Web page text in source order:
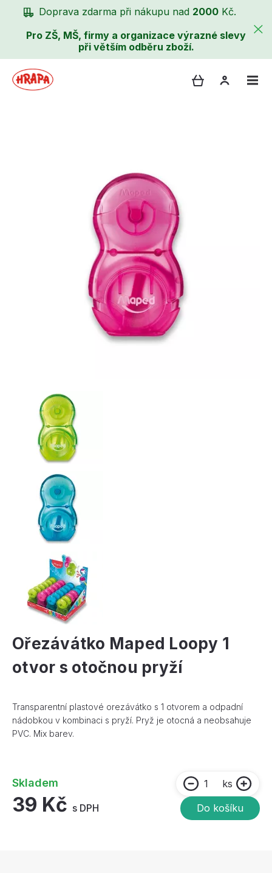
Doprava zdarma při nákupu nad 2000 Kč.
Pro ZŠ, MŠ, firmy a organizace výrazné slevy
při větším odběru zboží.
Ořezávátko Maped Loopy 1
otvor s otočnou pryží
Transparentní plastové orezávátko s 1 otvorem a odpadní
nádobkou v kombinaci s pryží. Pryž je otocná a neobsahuje
PVC. Mix barev.
Skladem
39 Kč s DPH
ks
Do košíku